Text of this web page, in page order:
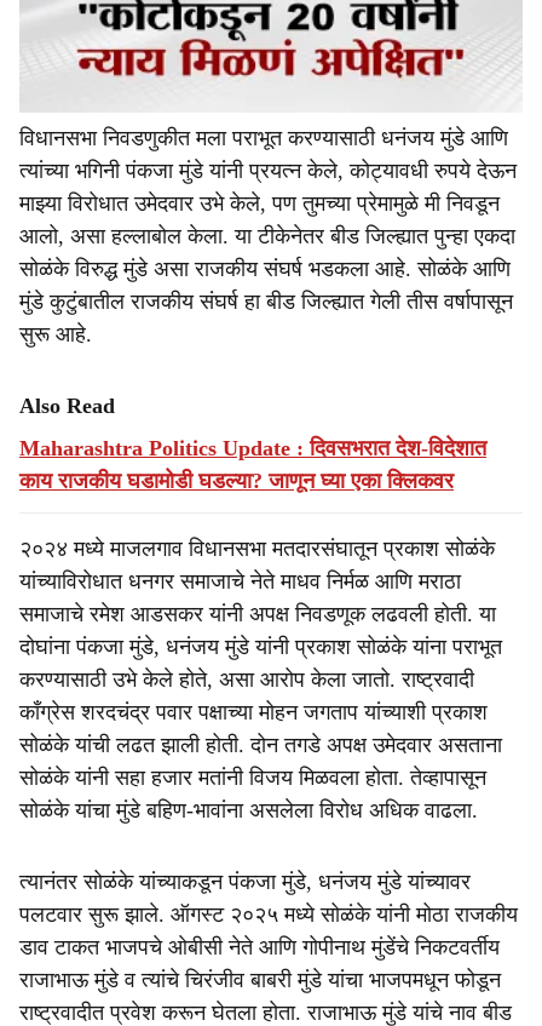
विधानसभा निवडणुकीत मला पराभूत करण्यासाठी धनंजय मुंडे आणि
त्यांच्या भगिनी पंकजा मुंडे यांनी प्रयत्न केले, कोट्यावधी रुपये देऊन
माझ्या विरोधात उमेदवार उभे केले, पण तुमच्या प्रेमामुळे मी निवडून
आलो, असा हल्लाबोल केला. या टीकेनेतर बीड जिल्ह्यात पुन्हा एकदा
सोळंके विरुद्ध मुंडे असा राजकीय संघर्ष भडकला आहे. सोळंके आणि
मुंडे कुटुंबातील राजकीय संघर्ष हा बीड जिल्ह्यात गेली तीस वर्षापासून
सुरू आहे.
Also Read
Maharashtra Politics Update : दिवसभरात देश-विदेशात
काय राजकीय घडामोडी घडल्या? जाणून घ्या एका क्लिकवर
२०२४ मध्ये माजलगाव विधानसभा मतदारसंघातून प्रकाश सोळंके
यांच्याविरोधात धनगर समाजाचे नेते माधव निर्मळ आणि मराठा
समाजाचे रमेश आडसकर यांनी अपक्ष निवडणूक लढवली होती. या
दोघांना पंकजा मुंडे, धनंजय मुंडे यांनी प्रकाश सोळंके यांना पराभूत
करण्यासाठी उभे केले होते, असा आरोप केला जातो. राष्ट्रवादी
काँग्रेस शरदचंद्र पवार पक्षाच्या मोहन जगताप यांच्याशी प्रकाश
सोळंके यांची लढत झाली होती. दोन तगडे अपक्ष उमेदवार असताना
सोळंके यांनी सहा हजार मतांनी विजय मिळवला होता. तेव्हापासून
सोळंके यांचा मुंडे बहिण-भावांना असलेला विरोध अधिक वाढला.
त्यानंतर सोळंके यांच्याकडून पंकजा मुंडे, धनंजय मुंडे यांच्यावर
पलटवार सुरू झाले. ऑगस्ट २०२५ मध्ये सोळंके यांनी मोठा राजकीय
डाव टाकत भाजपचे ओबीसी नेते आणि गोपीनाथ मुंडेंचे निकटवर्तीय
राजाभाऊ मुंडे व त्यांचे चिरंजीव बाबरी मुंडे यांचा भाजपमधून फोडून
राष्ट्रवादीत प्रवेश करून घेतला होता. राजाभाऊ मुंडे यांचे नाव बीड